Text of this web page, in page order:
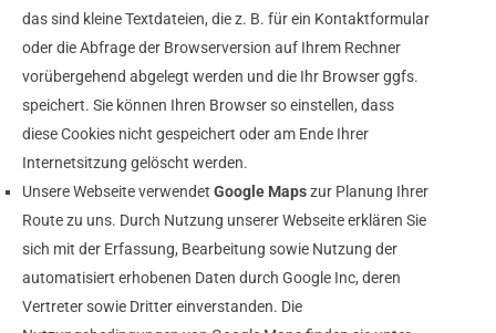
das sind kleine Textdateien, die z. B. für ein Kontaktformular
oder die Abfrage der Browserversion auf Ihrem Rechner
vorübergehend abgelegt werden und die Ihr Browser ggfs.
speichert. Sie können Ihren Browser so einstellen, dass
diese Cookies nicht gespeichert oder am Ende Ihrer
Internetsitzung gelöscht werden.
Unsere Webseite verwendet Google Mapszur Planung Ihrer
Route zu uns. Durch Nutzung unserer Webseite erklären Sie
sich mit der Erfassung, Bearbeitung sowie Nutzung der
automatisiert erhobenen Daten durch Google Inc, deren
Vertreter sowie Dritter einverstanden. Die